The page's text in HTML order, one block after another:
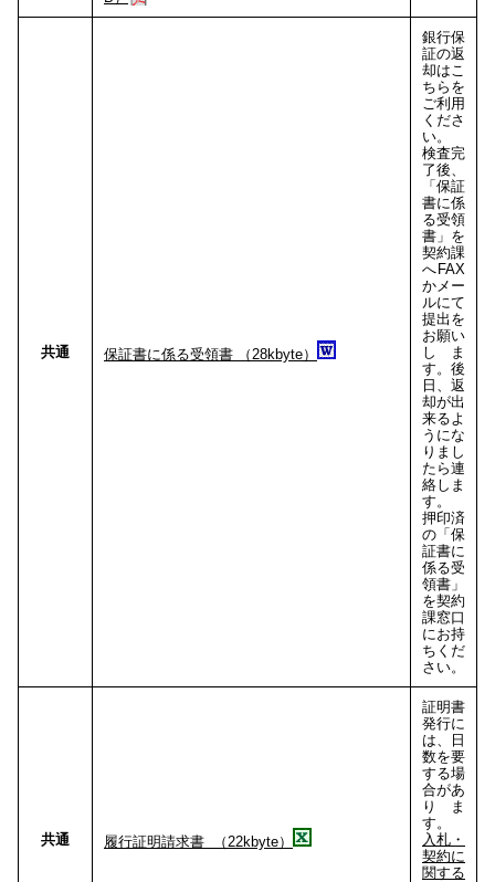
共通 保証書に係る受領書 （28kbyte）
銀行保
証の返
却はこ
ちらを
ご利用
くださ
い。
検査完
了後、
「保証
書に係
る受領
書」を
契約課
へFAX
かメー
ルにて
提出を
お願い
しま
す。後
日、返
却が出
来るよ
うにな
りまし
たら連
絡しま
す。
押印済
の「保
証書に
係る受
領書」
を契約
課窓口
にお持
ちくだ
さい。
共通 履行証明請求書 （22kbyte）
証明書
発行に
は、日
数を要
する場
合があ
りま
す。
入札・
契約に
関する